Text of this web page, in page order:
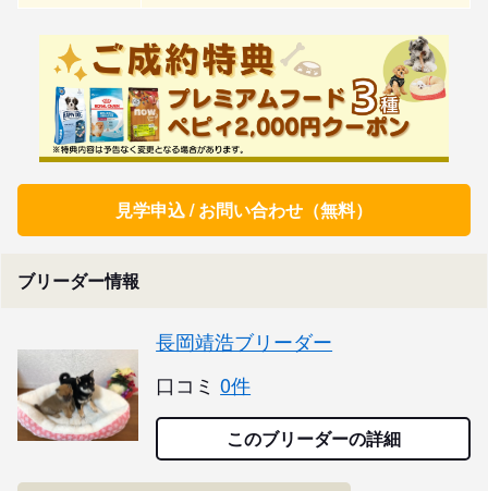
見学申込 / お問い合わせ（無料）
ブリーダー情報
長岡靖浩ブリーダー
口コミ 0件
このブリーダーの詳細